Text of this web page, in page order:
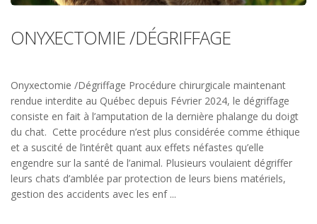
ONYXECTOMIE /DÉGRIFFAGE
Onyxectomie /Dégriffage Procédure chirurgicale maintenant
rendue interdite au Québec depuis Février 2024, le dégriffage
consiste en fait à l’amputation de la dernière phalange du doigt
du chat. Cette procédure n’est plus considérée comme éthique
et a suscité de l’intérêt quant aux effets néfastes qu’elle
engendre sur la santé de l’animal. Plusieurs voulaient dégriffer
leurs chats d’amblée par protection de leurs biens matériels,
gestion des accidents avec les enf ...